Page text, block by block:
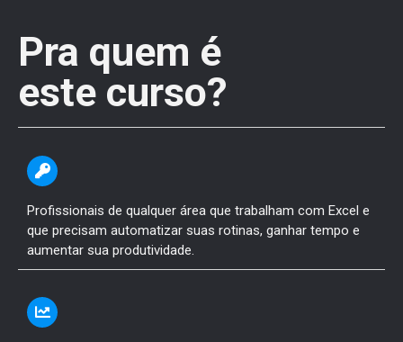
Pra quem é
este curso?
Profissionais de qualquer área que trabalham com Excel e
que precisam automatizar suas rotinas, ganhar tempo e
aumentar sua produtividade.